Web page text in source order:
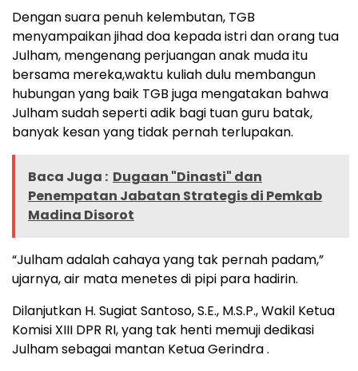
Dengan suara penuh kelembutan, TGB
menyampaikan jihad doa kepada istri dan orang tua
Julham, mengenang perjuangan anak muda itu
bersama mereka,waktu kuliah dulu membangun
hubungan yang baik TGB juga mengatakan bahwa
Julham sudah seperti adik bagi tuan guru batak,
banyak kesan yang tidak pernah terlupakan.
Baca Juga : Dugaan "Dinasti" dan
Penempatan Jabatan Strategis di Pemkab
Madina Disorot
“Julham adalah cahaya yang tak pernah padam,”
ujarnya, air mata menetes di pipi para hadirin.
Dilanjutkan H. Sugiat Santoso, S.E., M.S.P., Wakil Ketua
Komisi XIII DPR RI, yang tak henti memuji dedikasi
Julham sebagai mantan Ketua Gerindra .